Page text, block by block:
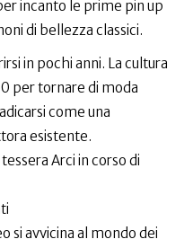
incanto le prime pin up
di bellezza classici.
in pochi anni. La cultura
per tornare di moda
come una
esistente.
tessera Arci in corso di
si avvicina al mondo dei